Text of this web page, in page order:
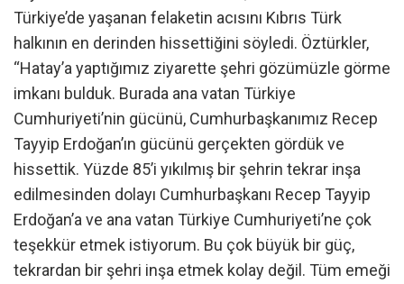
Türkiye’de yaşanan felaketin acısını Kıbrıs Türk
halkının en derinden hissettiğini söyledi. Öztürkler,
“Hatay’a yaptığımız ziyarette şehri gözümüzle görme
imkanı bulduk. Burada ana vatan Türkiye
Cumhuriyeti’nin gücünü, Cumhurbaşkanımız Recep
Tayyip Erdoğan’ın gücünü gerçekten gördük ve
hissettik. Yüzde 85’i yıkılmış bir şehrin tekrar inşa
edilmesinden dolayı Cumhurbaşkanı Recep Tayyip
Erdoğan’a ve ana vatan Türkiye Cumhuriyeti’ne çok
teşekkür etmek istiyorum. Bu çok büyük bir güç,
tekrardan bir şehri inşa etmek kolay değil. Tüm emeği